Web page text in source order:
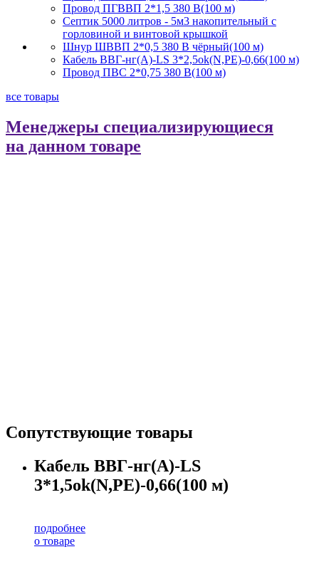
Провод ПГВВП 2*1,5 380 В(100 м)
Септик 5000 литров - 5м3 накопительный с
горловиной и винтовой крышкой
Шнур ШВВП 2*0,5 380 В чёрный(100 м)
Кабель ВВГ-нг(А)-LS 3*2,5ok(N,PE)-0,66(100 м)
Провод ПВС 2*0,75 380 В(100 м)
все товары
Менеджеры специализирующиеся
на данном товаре
Сопутствующие товары
Кабель ВВГ-нг(А)-LS
3*1,5ok(N,PE)-0,66(100 м)
подробнее
о товаре